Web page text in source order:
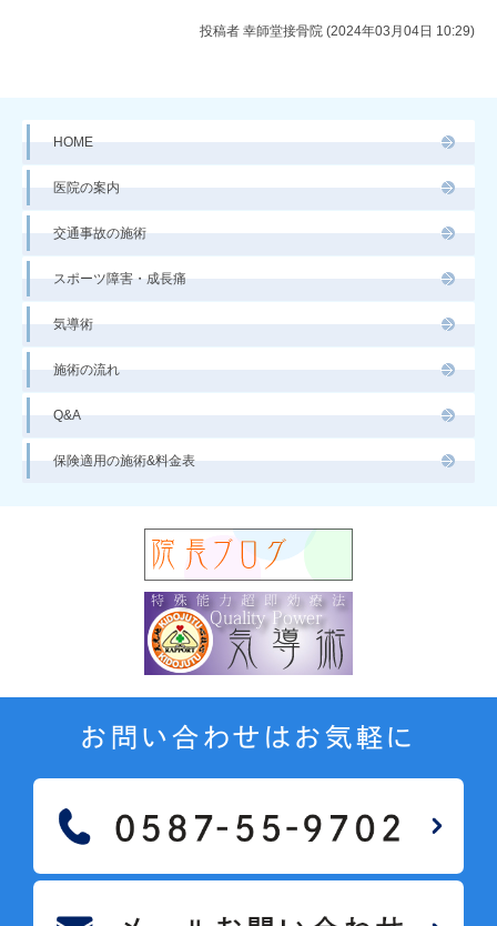
投稿者 幸師堂接骨院 (2024年03月04日 10:29)
HOME
医院の案内
交通事故の施術
スポーツ障害・成長痛
気導術
施術の流れ
Q&A
保険適用の施術&料金表
お問い合わせはお気軽に